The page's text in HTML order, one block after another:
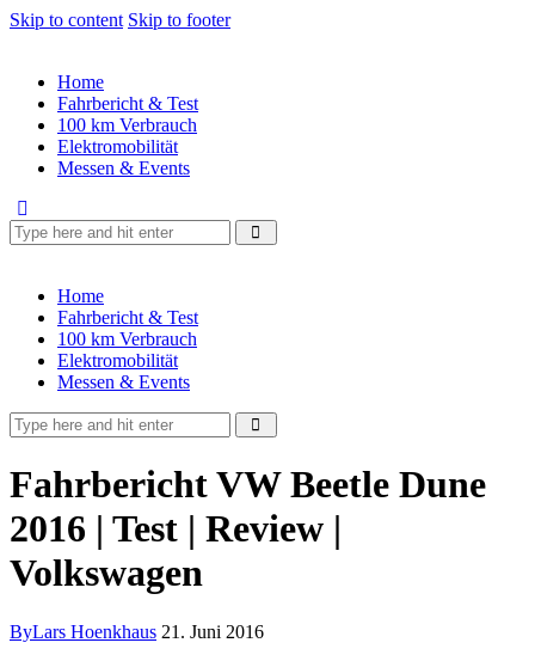
Skip to content Skip to footer
Home
Fahrbericht & Test
100 km Verbrauch
Elektromobilität
Messen & Events
Home
Fahrbericht & Test
100 km Verbrauch
Elektromobilität
Messen & Events
Fahrbericht VW Beetle Dune
2016 | Test | Review |
Volkswagen
ByLars Hoenkhaus 21. Juni 2016